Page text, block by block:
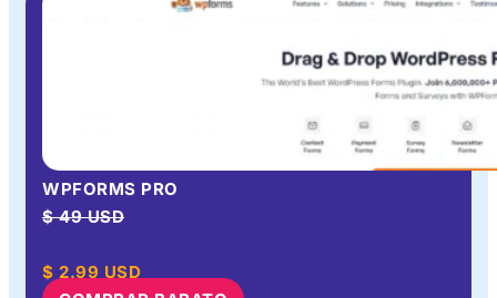
WPFORMS PRO
$ 49 USD
$ 2.99 USD